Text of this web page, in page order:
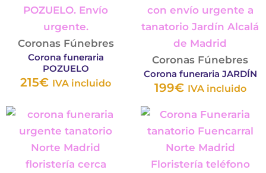
página
producto
en
la
de
Coronas Fúnebres
Corona funeraria
POZUELO
215€ IVA incluido
múltiples
variantes.
opciones
pueden
Coronas Fúnebres
Corona funeraria JARDÍN
199€ IVA incluido
Las
se
Este
producto
múltiples